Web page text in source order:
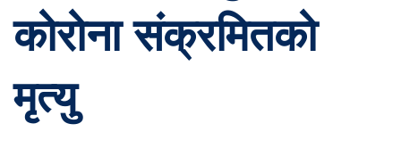
कोरोना संक्रमितको
मृत्यु